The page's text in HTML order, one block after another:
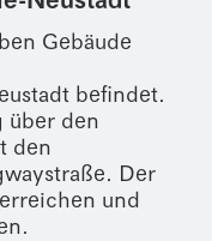
Gebäude
befindet.
über den
den
Der
und